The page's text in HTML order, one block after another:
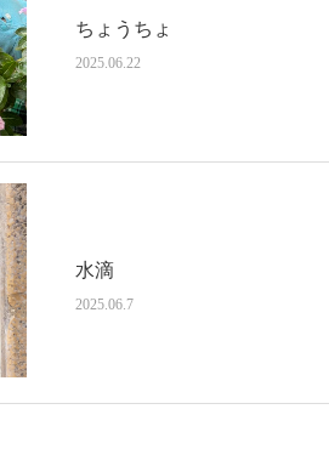
ちょうちょ
2025.06.22
水滴
2025.06.7